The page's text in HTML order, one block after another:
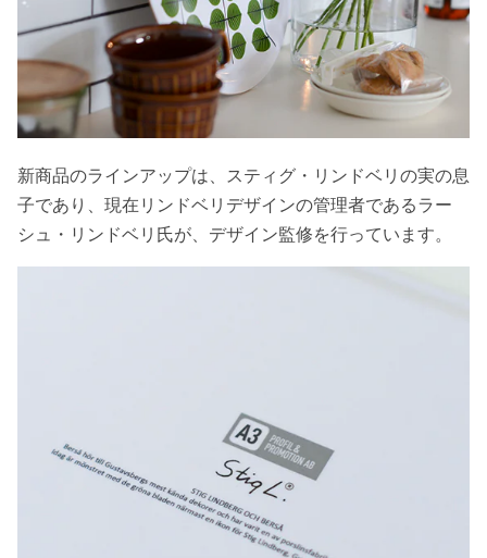
新商品のラインアップは、スティグ・リンドベリの実の息
子であり、現在リンドベリデザインの管理者であるラー
シュ・リンドベリ氏が、デザイン監修を行っています。